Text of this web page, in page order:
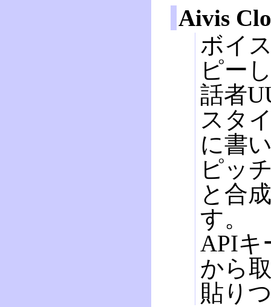
Aivis
ボイ
ピー
話者
スタ
に書
ピッ
と合
す。
APIキ
から
貼り